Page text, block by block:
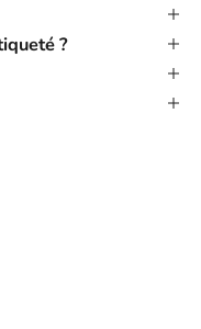
?